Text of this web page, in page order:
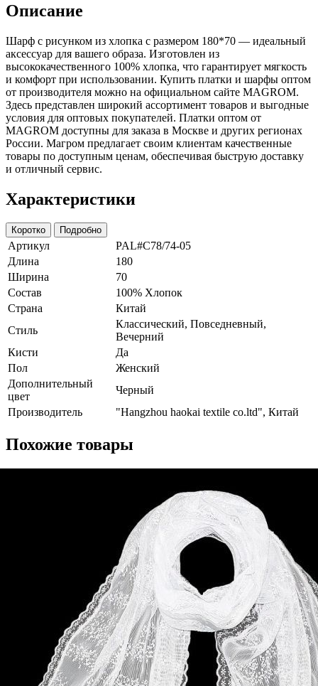
Описание
Шарф с рисунком из хлопка с размером 180*70 — идеальный
аксессуар для вашего образа. Изготовлен из
высококачественного 100% хлопка, что гарантирует мягкость
и комфорт при использовании. Купить платки и шарфы оптом
от производителя можно на официальном сайте MAGROM.
Здесь представлен широкий ассортимент товаров и выгодные
условия для оптовых покупателей. Платки оптом от
MAGROM доступны для заказа в Москве и других регионах
России. Магром предлагает своим клиентам качественные
товары по доступным ценам, обеспечивая быструю доставку
и отличный сервис.
Характеристики
Коротко Подробно
Артикул
PAL#C78/74-05
Длина
180
Ширина
70
Состав
100% Хлопок
Страна
Китай
Стиль
Классический, Повседневный,
Вечерний
Кисти
Да
Пол
Женский
Дополнительный
цвет
Черный
Производитель
"Hangzhou haokai textile co.ltd", Китай
Похожие товары